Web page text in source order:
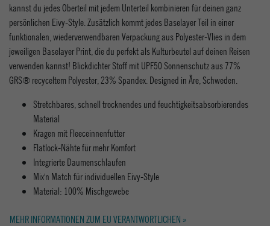
kannst du jedes Oberteil mit jedem Unterteil kombinieren für deinen ganz
persönlichen Eivy-Style. Zusätzlich kommt jedes Baselayer Teil in einer
funktionalen, wiederverwendbaren Verpackung aus Polyester-Vlies in dem
jeweiligen Baselayer Print, die du perfekt als Kulturbeutel auf deinen Reisen
verwenden kannst! Blickdichter Stoff mit UPF50 Sonnenschutz aus 77%
GRS® recyceltem Polyester, 23% Spandex. Designed in Åre, Schweden.
Stretchbares, schnell trocknendes und feuchtigkeitsabsorbierendes
Material
Kragen mit Fleeceinnenfutter
Flatlock-Nähte für mehr Komfort
Integrierte Daumenschlaufen
Mix'n Match für individuellen Eivy-Style
Material: 100% Mischgewebe
MEHR INFORMATIONEN ZUM EU VERANTWORTLICHEN »